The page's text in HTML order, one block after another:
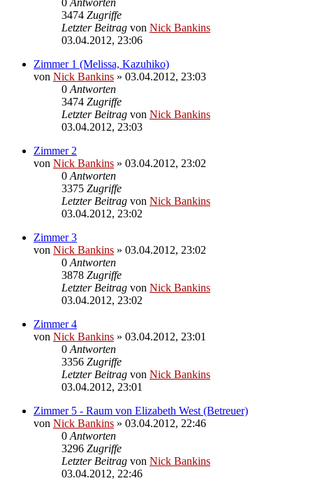
3474 Zugriffe
Letzter Beitrag von Nick Bankins
03.04.2012, 23:06
Zimmer 1 (Melissa, Kazuhiko)
von Nick Bankins » 03.04.2012, 23:03
0 Antworten
3474 Zugriffe
Letzter Beitrag von Nick Bankins
03.04.2012, 23:03
Zimmer 2
von Nick Bankins » 03.04.2012, 23:02
0 Antworten
3375 Zugriffe
Letzter Beitrag von Nick Bankins
03.04.2012, 23:02
Zimmer 3
von Nick Bankins » 03.04.2012, 23:02
0 Antworten
3878 Zugriffe
Letzter Beitrag von Nick Bankins
03.04.2012, 23:02
Zimmer 4
von Nick Bankins » 03.04.2012, 23:01
0 Antworten
3356 Zugriffe
Letzter Beitrag von Nick Bankins
03.04.2012, 23:01
Zimmer 5 - Raum von Elizabeth West (Betreuer)
von Nick Bankins » 03.04.2012, 22:46
0 Antworten
3296 Zugriffe
Letzter Beitrag von Nick Bankins
03.04.2012, 22:46